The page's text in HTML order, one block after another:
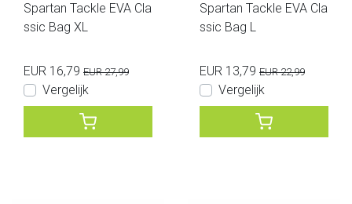
Spartan Tackle EVA Cla
ssic Bag XL
EUR 16,79 EUR 27,99
Vergelijk
Spartan Tackle EVA Cla
ssic Bag L
EUR 13,79 EUR 22,99
Vergelijk